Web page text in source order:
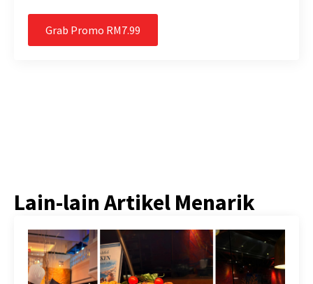
Grab Promo RM7.99
Lain-lain Artikel Menarik